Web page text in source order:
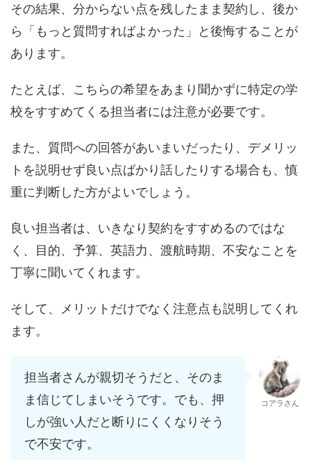
その結果、分からない点を残したまま契約し、後か
ら「もっと質問すればよかった」と後悔することが
あります。
たとえば、こちらの希望をあまり聞かずに特定の学
校をすすめてくる担当者には注意が必要です。
また、質問への回答があいまいだったり、デメリッ
トを説明せず良い点ばかり話したりする場合も、慎
重に判断した方がよいでしょう。
良い担当者は、いきなり契約をすすめるのではな
く、目的、予算、英語力、渡航時期、不安なことを
丁寧に聞いてくれます。
そして、メリットだけでなく注意点も説明してくれ
ます。
担当者さんが親切そうだと、そのま
ま信じてしまいそうです。でも、押
しが強い人だと断りにくくなりそう
で不安です。
コアラさん